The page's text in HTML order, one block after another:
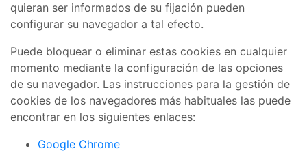
quieran ser informados de su fijación pueden
configurar su navegador a tal efecto.
Puede bloquear o eliminar estas cookies en cualquier
momento mediante la configuración de las opciones
de su navegador. Las instrucciones para la gestión de
cookies de los navegadores más habituales las puede
encontrar en los siguientes enlaces:
Google Chrome